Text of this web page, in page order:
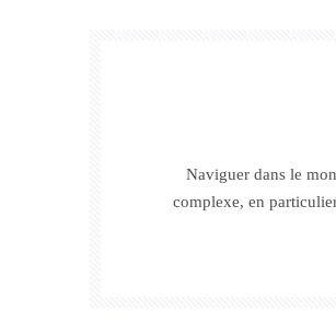
Naviguer dans le
complexe, en